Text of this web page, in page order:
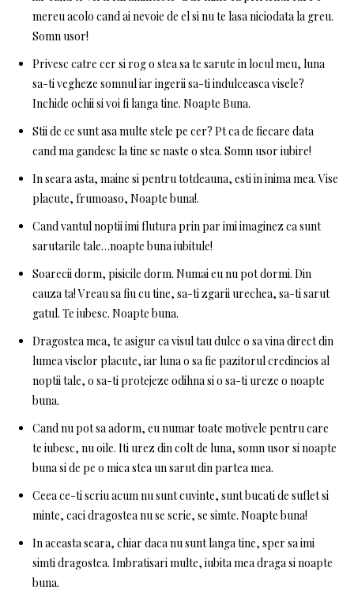
mereu acolo cand ai nevoie de el si nu te lasa niciodata la greu.
Somn usor!
Privesc catre cer si rog o stea sa te sarute in locul meu, luna
sa-ti vegheze somnul iar ingerii sa-ti indulceasca visele?
Inchide ochii si voi fi langa tine. Noapte Buna.
Stii de ce sunt asa multe stele pe cer? Pt ca de fiecare data
cand ma gandesc la tine se naste o stea. Somn usor iubire!
In seara asta, maine si pentru totdeauna, esti in inima mea. Vise
placute, frumoaso, Noapte buna!.
Cand vantul noptii imi flutura prin par imi imaginez ca sunt
sarutarile tale…noapte buna iubitule!
Soarecii dorm, pisicile dorm. Numai eu nu pot dormi. Din
cauza ta! Vreau sa fiu cu tine, sa-ti zgarii urechea, sa-ti sarut
gatul. Te iubesc. Noapte buna.
Dragostea mea, te asigur ca visul tau dulce o sa vina direct din
lumea viselor placute, iar luna o sa fie pazitorul credincios al
noptii tale, o sa-ti protejeze odihna si o sa-ti ureze o noapte
buna.
Cand nu pot sa adorm, eu numar toate motivele pentru care
te iubesc, nu oile. Iti urez din colt de luna, somn usor si noapte
buna si de pe o mica stea un sarut din partea mea.
Ceea ce-ti scriu acum nu sunt cuvinte, sunt bucati de suflet si
minte, caci dragostea nu se scrie, se simte. Noapte buna!
In aceasta seara, chiar daca nu sunt langa tine, sper sa imi
simti dragostea. Imbratisari multe, iubita mea draga si noapte
buna.